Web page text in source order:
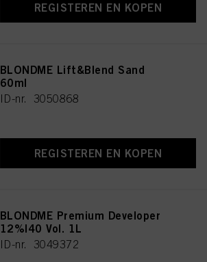
REGISTEREN EN KOPEN
BLONDME Lift&Blend Sand
60ml
ID-nr. 3050868
REGISTEREN EN KOPEN
BLONDME Premium Developer
12%|40 Vol. 1L
ID-nr. 3049372